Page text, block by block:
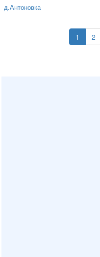
д.Антоновка
1 2